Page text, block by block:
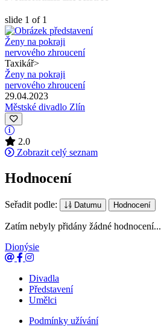
slide 1 of 1
Taxikář>
Ženy na pokraji
nervového zhroucení
29.04.2023
Městské divadlo Zlín
2.0
Zobrazit celý seznam
Hodnocení
Seřadit podle: Datumu Hodnocení
Zatím nebyly přidány žádné hodnocení...
Dionýsie
Divadla
Představení
Umělci
Podmínky užívání